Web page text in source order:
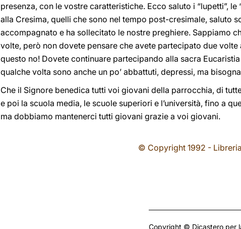
presenza, con le vostre caratteristiche. Ecco saluto i “lupetti”,
alla Cresima, quelli che sono nel tempo post-cresimale, saluto
accompagnato e ha sollecitato le nostre preghiere. Sappiamo
volte, però non dovete pensare che avete partecipato due
questo no! Dovete continuare partecipando alla sacra
qualche volta sono anche un po’ abbattuti, depressi, ma
Che il Signore benedica tutti voi giovani della parrocchia, di
e poi la scuola media, le scuole superiori e l’università, fino a
ma dobbiamo mantenerci tutti giovani grazie a voi giovani.
© Copyright 1992 -
Copyright © Dicastero per